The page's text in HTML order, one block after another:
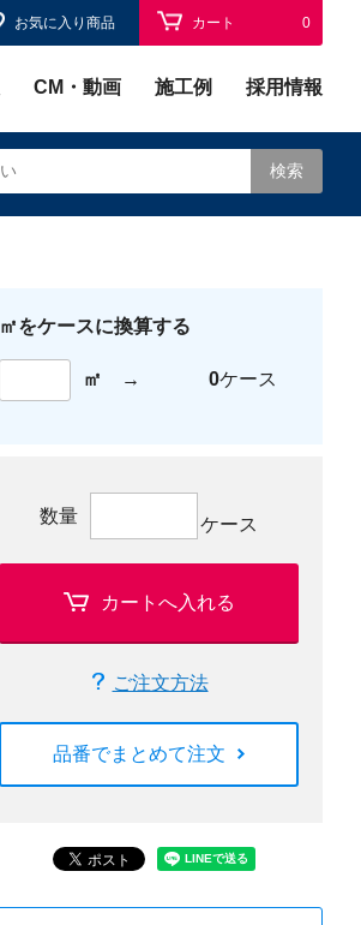
お気に入り商品 カート 0
CM・動画 施工例 採用情報
検索
㎡をケースに換算する
㎡ → 0ケース
数量 ケース
カートへ入れる
ご注文方法
品番でまとめて注文